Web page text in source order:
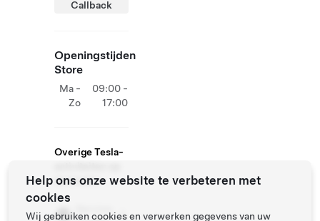
Callback
Openingstijden
Store
Ma -
Zo
09:00 -
17:00
Overige Tesla-
de locatie
Help ons onze website te verbeteren met
cookies
Wij gebruiken cookies en verwerken gegevens van uw